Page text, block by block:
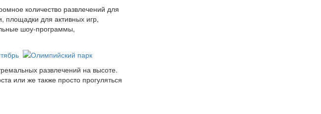
количество развлечений для
площадки для активных игр,
шоу-программы,
развлечений на высоте.
или же также просто прогуляться